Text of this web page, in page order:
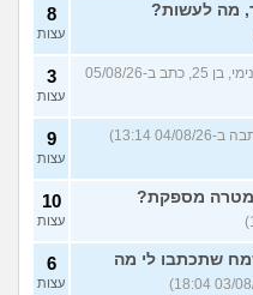
17
עצות
במדור
מה לעשות? 8
עצות
(אנונימי, בן 25, כתב ב-05/08/26
3
עצות
9
עצות
מטרה מספקת? 10
עצות
שתכתבו לי מה
6
עצות